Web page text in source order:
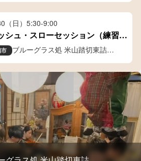
日） 5:30-9:00
シュ・スローセッション（練習）
ブルーグラス処 米山踏切東詰
ギャラリー喫茶